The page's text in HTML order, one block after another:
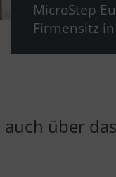
MicroStep
Firmensitz
über